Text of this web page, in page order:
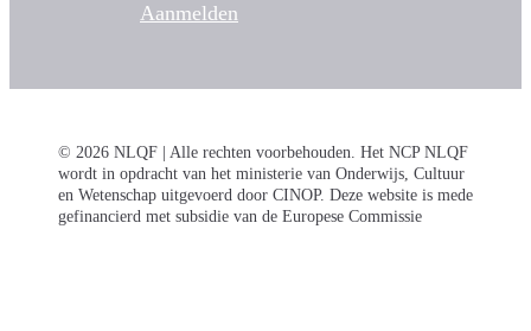
Aanmelden
© 2026 NLQF | Alle rechten voorbehouden. Het NCP NLQF
wordt in opdracht van het ministerie van Onderwijs, Cultuur
en Wetenschap uitgevoerd door CINOP. Deze website is mede
gefinancierd met subsidie van de Europese Commissie